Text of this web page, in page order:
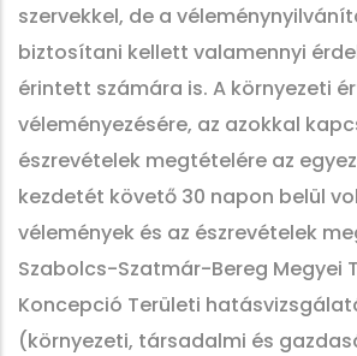
szervekkel, de a
biztosítani kellett valamennyi
érintett számára is. A környezeti
véleményezésére, az azokkal
észrevételek megtételére az
kezdetét követő 30 napon belül
vélemények és az észrevételek
Szabolcs-Szatmár-Bereg Megyei
Koncepció Területi
(környezeti, társadalmi és